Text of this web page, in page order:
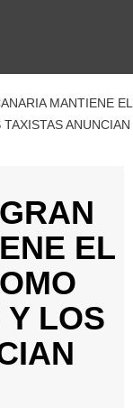
MANTIENE EL
ANUNCIAN
EL
LOS